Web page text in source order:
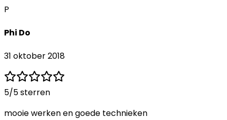
P
Phi Do
31 oktober 2018
5/5 sterren
mooie werken en goede technieken